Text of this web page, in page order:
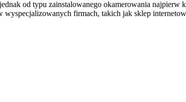
od typu zainstalowanego okamerowania najpierw
firmach, takich jak sklep